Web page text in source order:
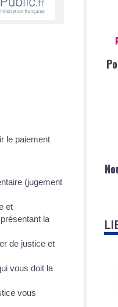
le paiement
(jugement
et
la
de justice et
vous doit la
vous